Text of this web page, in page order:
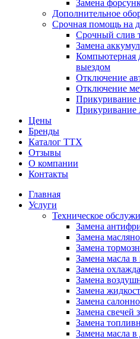
Замена
Дополнительное
Срочная помощь на
Срочный слив
Замена
Компьютерная
выездом
Отключение
Отключение
Прикуривание
Прикуривание
Цены
Бренды
Каталог ТТХ
Отзывы
О компании
Контакты
Главная
Услуги
Техническое
Замена
Замена
Замена
Замена масла в
Замена
Замена
Замена
Замена
Замена свечей
Замена
Замена масла в